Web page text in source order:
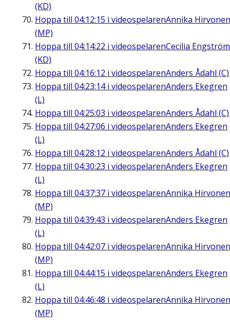
(KD)
Hoppa till 04:12:15 i videospelarenAnnika Hirvonen
(MP)
Hoppa till 04:14:22 i videospelarenCecilia Engström
(KD)
Hoppa till 04:16:12 i videospelarenAnders Ådahl (C)
Hoppa till 04:23:14i videospelarenAnders Ekegren
(L)
Hoppa till 04:25:03 i videospelarenAnders Ådahl (C)
Hoppa till 04:27:06 i videospelarenAnders Ekegren
(L)
Hoppa till 04:28:12 i videospelarenAnders Ådahl (C)
Hoppa till 04:30:23 i videospelarenAnders Ekegren
(L)
Hoppa till 04:37:37 i videospelarenAnnika Hirvonen
(MP)
Hoppa till 04:39:43 i videospelarenAnders Ekegren
(L)
Hoppa till 04:42:07 i videospelarenAnnika Hirvonen
(MP)
Hoppa till 04:44:15 i videospelarenAnders Ekegren
(L)
Hoppa till 04:46:48 i videospelarenAnnika Hirvonen
(MP)